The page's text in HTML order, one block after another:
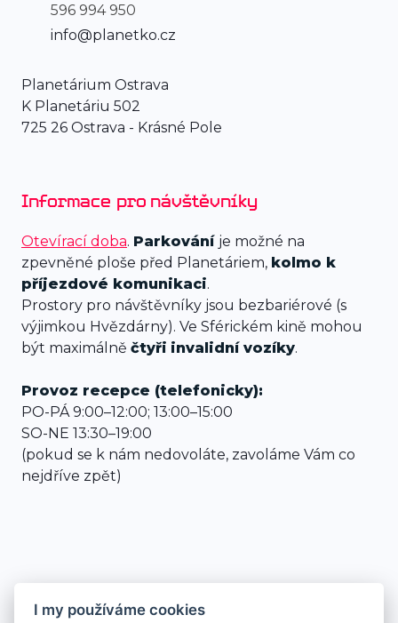
596 994 950
info@planetko.cz
Planetárium Ostrava
K Planetáriu 502
725 26 Ostrava - Krásné Pole
Informace pro návštěvníky
Otevírací doba. Parkování je možné na
zpevněné ploše před Planetáriem, kolmo k
příjezdové komunikaci.
Prostory pro návštěvníky jsou bezbariérové (s
výjimkou Hvězdárny). Ve Sférickém kině mohou
být maximálně čtyři invalidní vozíky.
Provoz recepce (telefonicky):
PO-PÁ 9:00–12:00; 13:00–15:00
SO-NE 13:30–19:00
(pokud se k nám nedovoláte, zavoláme Vám co
nejdříve zpět)
I my používáme cookies